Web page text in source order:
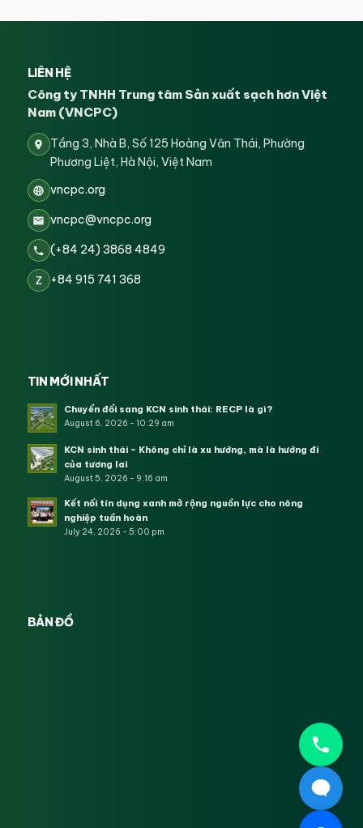
LIÊN HỆ
Công ty TNHH Trung tâm Sản xuất sạch hơn Việt
Nam (VNCPC)
Tầng 3, Nhà B, Số 125 Hoàng Văn Thái, Phường
Phương Liệt, Hà Nội, Việt Nam
vncpc.org
vncpc@vncpc.org
(+84 24) 3868 4849
Z +84 915 741 368
TIN MỚI NHẤT
Chuyển đổi sang KCN sinh thái: RECP là gì?
August 6, 2026 - 10:29 am
KCN sinh thái – Không chỉ là xu hướng, mà là hướng đi
của tương lai
August 5, 2026 - 9:16 am
Kết nối tín dụng xanh mở rộng nguồn lực cho nông
nghiệp tuần hoàn
July 24, 2026 - 5:00 pm
BẢN ĐỒ